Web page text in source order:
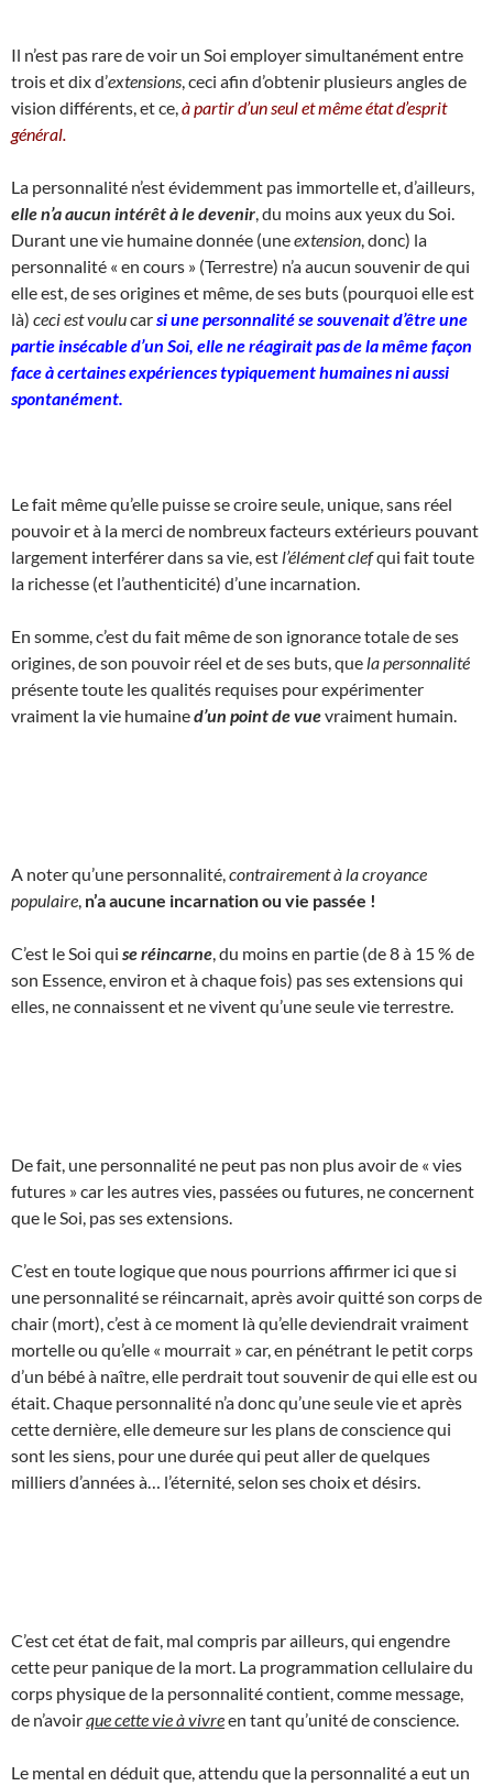
Il n’est pas rare de voir un Soi employer simultanément entre
trois et dix d’extensions , ceci afin d’obtenir plusieurs angles de
vision différents, et ce, à partir d’un seul et même état d’esprit
général.
La personnalité n’est évidemment pas immortelle et, d’ailleurs,
elle n’a aucun intérêt à le devenir , du moins aux yeux du Soi.
Durant une vie humaine donnée (uneextension , donc) la
personnalité « en cours » (Terrestre) n’a aucun souvenir de qui
elle est, de ses origines et même, de ses buts (pourquoi elle est
là) ceci est voulucarsi une personnalité se souvenait d’être une
partie insécable d’un Soi, elle ne réagirait pas de la même façon
face à certaines expériences typiquement humaines ni aussi
spontanément.
Le fait même qu’elle puisse se croire seule, unique, sans réel
pouvoir et à la merci de nombreux facteurs extérieurs pouvant
largement interférer dans sa vie, est l’élément clefqui fait toute
la richesse (et l’authenticité) d’une incarnation.
En somme, c’est du fait même de son ignorance totale de ses
origines, de son pouvoir réel et de ses buts, que la personnalité
présente toute les qualités requises pour expérimenter
vraiment la vie humained’un point de vuevraiment humain.
A noter qu’une personnalité, contrairement à la croyance
populaire n’a aucune incarnation ou vie passée !
C’est le Soi qui se réincarne , du moins en partie (de 8 à 15 % de
son Essence, environ et à chaque fois) pas ses extensions qui
elles, ne connaissent et ne vivent qu’une seule vie terrestre.
De fait, une personnalité ne peut pas non plus avoir de « vies
futures » car les autres vies, passées ou futures, ne concernent
que le Soi, pas ses extensions.
C’est en toute logique que nous pourrions affirmer ici que si
une personnalité se réincarnait, après avoir quitté son corps de
chair (mort), c’est à ce moment là qu’elle deviendrait vraiment
mortelle ou qu’elle « mourrait » car, en pénétrant le petit corps
d’un bébé à naître, elle perdrait tout souvenir de qui elle est ou
était. Chaque personnalité n’a donc qu’une seule vie et après
cette dernière, elle demeure sur les plans de conscience qui
sont les siens, pour une durée qui peut aller de quelques
milliers d’années à… l’éternité, selon ses choix et désirs.
C’est cet état de fait, mal compris par ailleurs, qui engendre
cette peur panique de la mort. La programmation cellulaire du
corps physique de la personnalité contient, comme message,
de n’avoirque cette vie à vivreen tant qu’unité de conscience.
Le mental en déduit que, attendu que la personnalité a eut un